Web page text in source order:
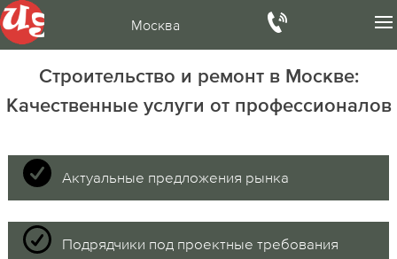
Москва
Строительство и ремонт в Москве:
Качественные услуги от профессионалов
Актуальные предложения рынка
Подрядчики под проектные требования